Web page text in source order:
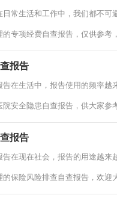
日常生活和工作中，我们都不
专项经费自查报告，仅供参考
报告
告在生活中，报告使用的频率
安全隐患自查报告，供大家参
报告
告在现在社会，报告的用途越
保险风险排查自查报告，欢迎